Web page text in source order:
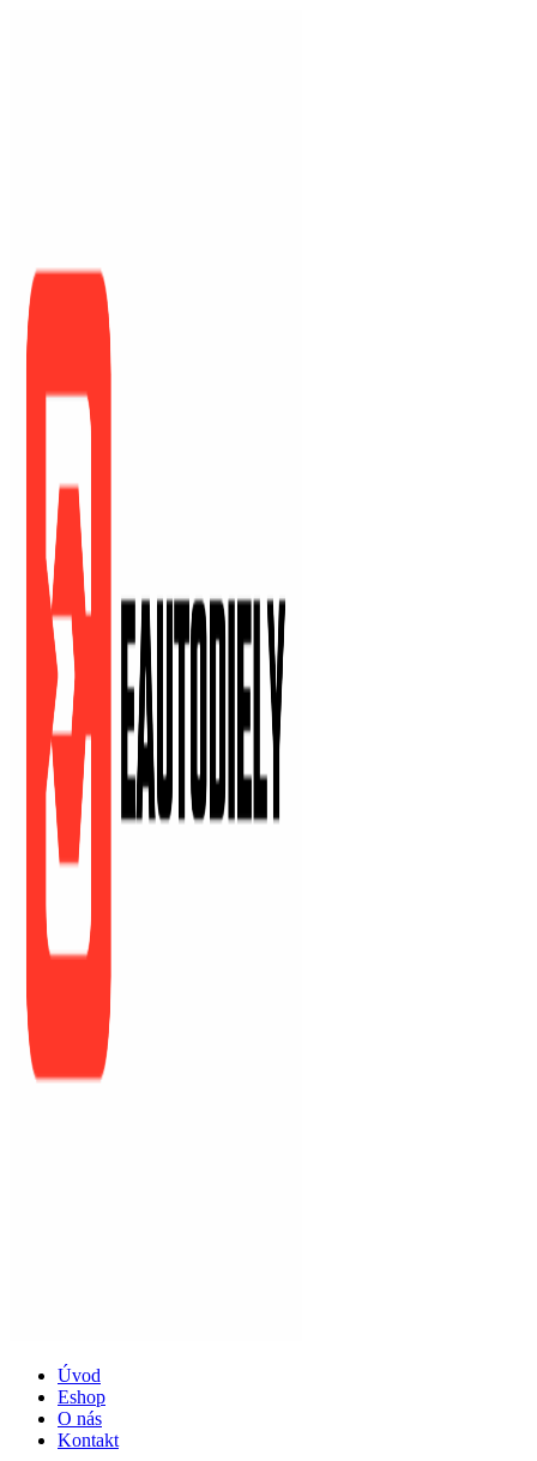
Úvod
Eshop
O nás
Kontakt